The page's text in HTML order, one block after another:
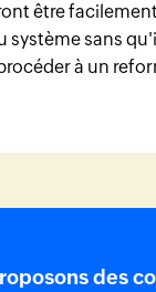
être
système sans
à un
des